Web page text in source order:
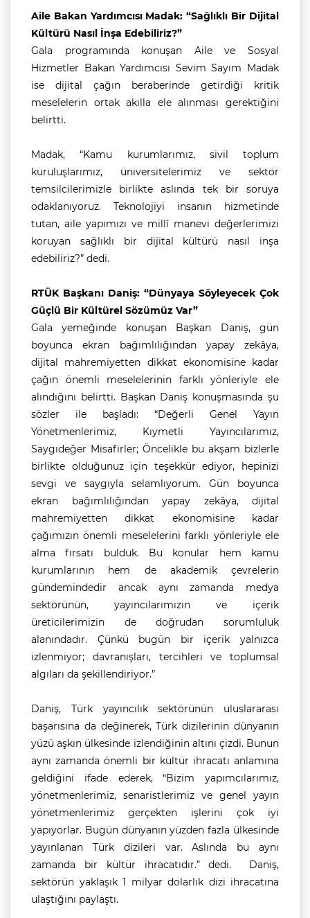
Aile Bakan Yardımcısı Madak: “Sağlıklı Bir Dijital
Kültürü Nasıl İnşa Edebiliriz?”
Gala programında konuşan Aile ve Sosyal
Hizmetler Bakan Yardımcısı Sevim Sayım Madak
ise dijital çağın beraberinde getirdiği kritik
meselelerin ortak akılla ele alınması gerektiğini
belirtti.
Madak, “Kamu kurumlarımız, sivil toplum
kuruluşlarımız, üniversitelerimiz ve sektör
temsilcilerimizle birlikte aslında tek bir soruya
odaklanıyoruz. Teknolojiyi insanın hizmetinde
tutan, aile yapımızı ve millî manevi değerlerimizi
koruyan sağlıklı bir dijital kültürü nasıl inşa
edebiliriz?” dedi.
RTÜK Başkanı Daniş: “Dünyaya Söyleyecek Çok
Güçlü Bir Kültürel Sözümüz Var”
Gala yemeğinde konuşan Başkan Daniş, gün
boyunca ekran bağımlılığından yapay zekâya,
dijital mahremiyetten dikkat ekonomisine kadar
çağın önemli meselelerinin farklı yönleriyle ele
alındığını belirtti. Başkan Daniş konuşmasında şu
sözler ile başladı: “Değerli Genel Yayın
Yönetmenlerimiz, Kıymetli Yayıncılarımız,
Saygıdeğer Misafirler; Öncelikle bu akşam bizlerle
birlikte olduğunuz için teşekkür ediyor, hepinizi
sevgi ve saygıyla selamlıyorum. Gün boyunca
ekran bağımlılığından yapay zekâya, dijital
mahremiyetten dikkat ekonomisine kadar
çağımızın önemli meselelerini farklı yönleriyle ele
alma fırsatı bulduk. Bu konular hem kamu
kurumlarının hem de akademik çevrelerin
gündemindedir ancak aynı zamanda medya
sektörünün, yayıncılarımızın ve içerik
üreticilerimizin de doğrudan sorumluluk
alanındadır. Çünkü bugün bir içerik yalnızca
izlenmiyor; davranışları, tercihleri ve toplumsal
algıları da şekillendiriyor.”
Daniş, Türk yayıncılık sektörünün uluslararası
başarısına da değinerek, Türk dizilerinin dünyanın
yüzü aşkın ülkesinde izlendiğinin altını çizdi. Bunun
aynı zamanda önemli bir kültür ihracatı anlamına
geldiğini ifade ederek, “Bizim yapımcılarımız,
yönetmenlerimiz, senaristlerimiz ve genel yayın
yönetmenlerimiz gerçekten işlerini çok iyi
yapıyorlar. Bugün dünyanın yüzden fazla ülkesinde
yayınlanan Türk dizileri var. Aslında bu aynı
zamanda bir kültür ihracatıdır.” dedi. Daniş,
sektörün yaklaşık 1 milyar dolarlık dizi ihracatına
ulaştığını paylaştı.